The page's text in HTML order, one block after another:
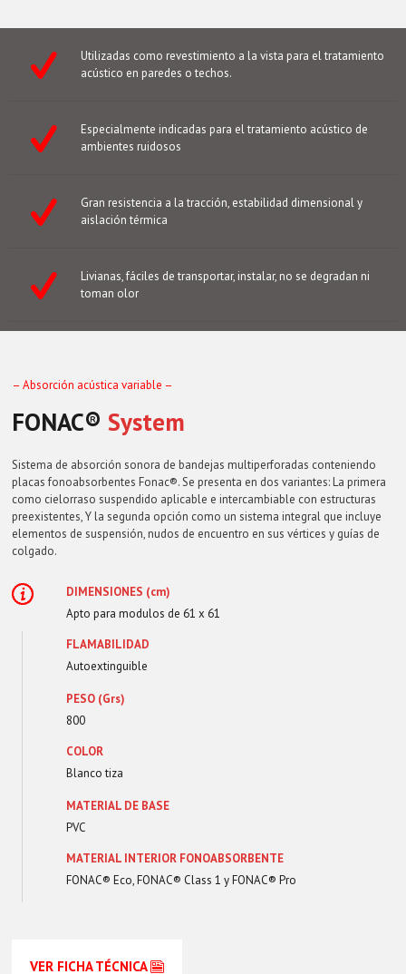
Utilizadas como revestimiento a la vista para el tratamiento
acústico en paredes o techos.
Especialmente indicadas para el tratamiento acústico de
ambientes ruidosos
Gran resistencia a la tracción, estabilidad dimensional y
aislación térmica
Livianas, fáciles de transportar, instalar, no se degradan ni
toman olor
– Absorción acústica variable –
FONAC®️System
Sistema de absorción sonora de bandejas multiperforadas conteniendo
placas fonoabsorbentes Fonac®. Se presenta en dos variantes: La primera
como cielorraso suspendido aplicable e intercambiable con estructuras
preexistentes, Y la segunda opción como un sistema integral que incluye
elementos de suspensión, nudos de encuentro en sus vértices y guías de
colgado.
DIMENSIONES (cm)
Apto para modulos de 61 x 61
FLAMABILIDAD
Autoextinguible
PESO (Grs)
800
COLOR
Blanco tiza
MATERIAL DE BASE
PVC
MATERIAL INTERIOR FONOABSORBENTE
FONAC® Eco,FONAC® Class 1 yFONAC® Pro
VER FICHA TÉCNICA